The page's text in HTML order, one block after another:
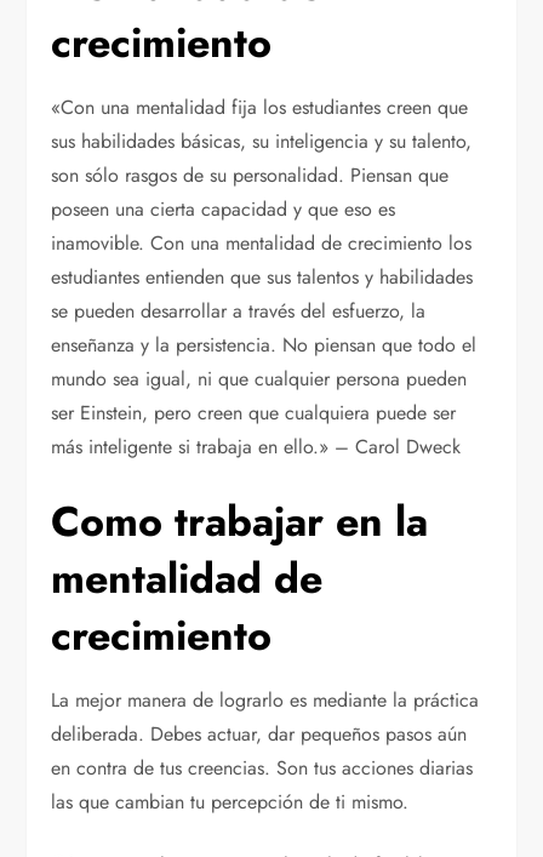
crecimiento
«Con una mentalidad fija los estudiantes creen que
sus habilidades básicas, su inteligencia y su talento,
son sólo rasgos de su personalidad. Piensan que
poseen una cierta capacidad y que eso es
inamovible. Con una mentalidad de crecimiento los
estudiantes entienden que sus talentos y habilidades
se pueden desarrollar a través del esfuerzo, la
enseñanza y la persistencia. No piensan que todo el
mundo sea igual, ni que cualquier persona pueden
ser Einstein, pero creen que cualquiera puede ser
más inteligente si trabaja en ello.» – Carol Dweck
Como trabajar en la
mentalidad de
crecimiento
La mejor manera de lograrlo es mediante la práctica
deliberada. Debes actuar, dar pequeños pasos aún
en contra de tus creencias. Son tus acciones diarias
las que cambian tu percepción de ti mismo.